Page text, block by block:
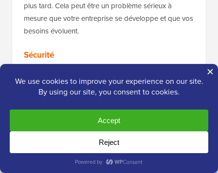
plus tard. Cela peut être un problème sérieux à
mesure que votre entreprise se développe et que vos
besoins évoluent.
Sécurité
gère toute la sécurité pour vous. Leur équipe de
mises à jour logicielles et la protection contre les
menaces. Chaque site Wix est également livré avec un
, garantissant que la connexion
est cryptée.